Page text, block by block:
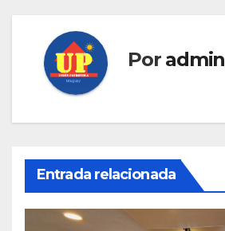
Por admin
Entrada relacionada